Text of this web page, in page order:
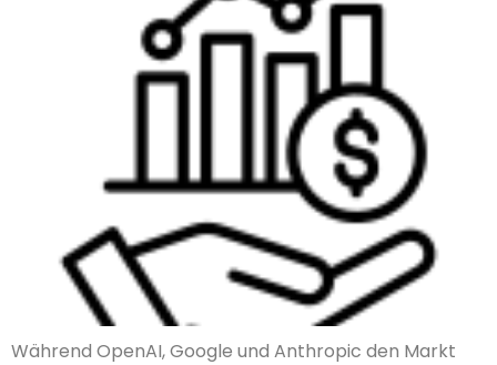
Während OpenAI, Google und Anthropic den Markt